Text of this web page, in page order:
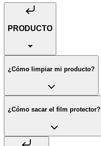
PRODUCTO
¿Cómo limpiar mi producto?
¿Cómo sacar el film protector?